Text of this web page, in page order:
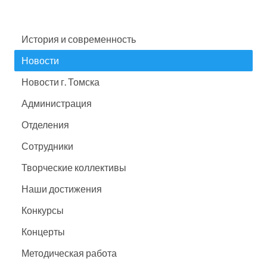
История и современность
Новости
Новости г. Томска
Администрация
Отделения
Сотрудники
Творческие коллективы
Наши достижения
Конкурсы
Концерты
Методическая работа